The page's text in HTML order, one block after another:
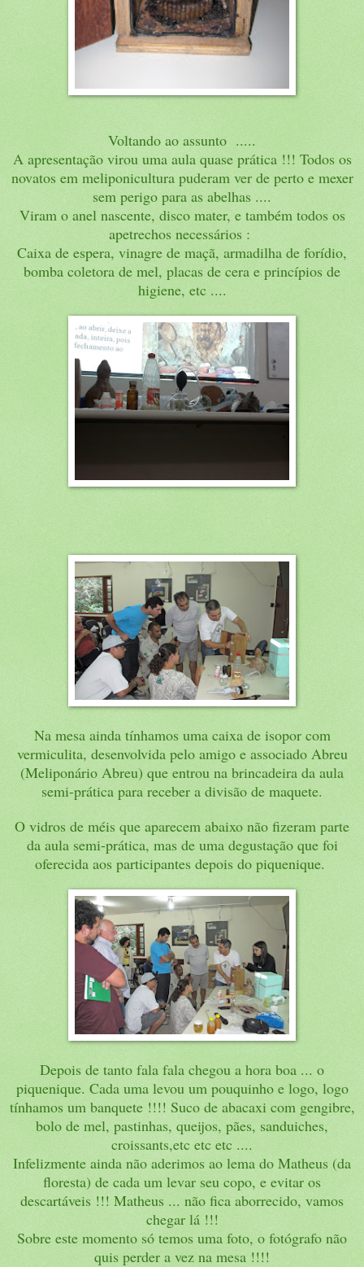
Voltando ao assunto .....
A apresentação virou uma aula quase prática !!! Todos os
novatos em meliponicultura puderam ver de perto e mexer
sem perigo para as abelhas ....
Viram o anel nascente, disco mater, e também todos os
apetrechos necessários :
Caixa de espera, vinagre de maçã, armadilha de forídio,
bomba coletora de mel, placas de cera e princípios de
higiene, etc ....
Na mesa ainda tínhamos uma caixa de isopor com
vermiculita, desenvolvida pelo amigo e associado Abreu
(Meliponário Abreu) que entrou na brincadeira da aula
semi-prática para receber a divisão de maquete.
O vidros de méis que aparecem abaixo não fizeram parte
da aula semi-prática, mas de uma degustação que foi
oferecida aos participantes depois do piquenique.
Depois de tanto fala fala chegou a hora boa ... o
piquenique. Cada uma levou um pouquinho e logo, logo
tínhamos um banquete !!!! Suco de abacaxi com gengibre,
bolo de mel, pastinhas, queijos, pães, sanduiches,
croissants,etc etc etc ....
Infelizmente ainda não aderimos ao lema do Matheus (da
floresta) de cada um levar seu copo, e evitar os
descartáveis !!! Matheus ... não fica aborrecido, vamos
chegar lá !!!
Sobre este momento só temos uma foto, o fotógrafo não
quis perder a vez na mesa !!!!